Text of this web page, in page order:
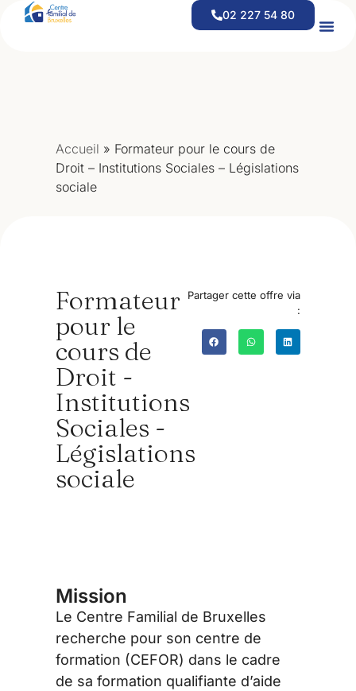
principal
02 227 54 80
Accueil » Formateur pour le cours de
Droit – Institutions Sociales – Législations
sociale
Formateur
pour le
cours de
Droit -
Institutions
Sociales -
Législations
sociale
Partager cette offre via
:
Mission
Le Centre Familial de Bruxelles
recherche pour son centre de
formation (CEFOR) dans le cadre
de sa formation qualifiante d’aide